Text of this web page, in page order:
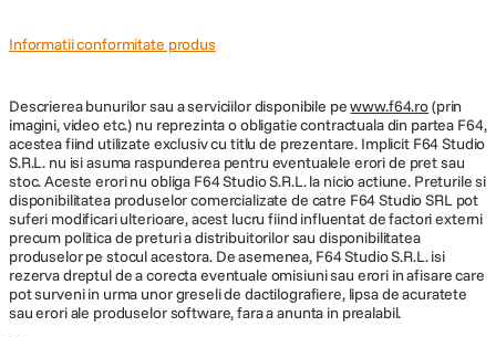
Informatii conformitate produs
Descrierea bunurilor sau a serviciilor disponibile pewww.f64.ro(prin
imagini, video etc.) nu reprezinta o obligatie contractuala din partea F64,
acestea fiind utilizate exclusiv cu titlu de prezentare. Implicit F64 Studio
S.R.L. nu isi asuma raspunderea pentru eventualele erori de pret sau
stoc. Aceste erori nu obliga F64 Studio S.R.L. la nicio actiune. Preturile si
disponibilitatea produselor comercializate de catre F64 Studio SRL pot
suferi modificari ulterioare, acest lucru fiind influentat de factori externi
precum politica de preturi a distribuitorilor sau disponibilitatea
produselor pe stocul acestora. De asemenea, F64 Studio S.R.L. isi
rezerva dreptul de a corecta eventuale omisiuni sau erori in afisare care
pot surveni in urma unor greseli de dactilografiere, lipsa de acuratete
sau erori ale produselor software, fara a anunta in prealabil.